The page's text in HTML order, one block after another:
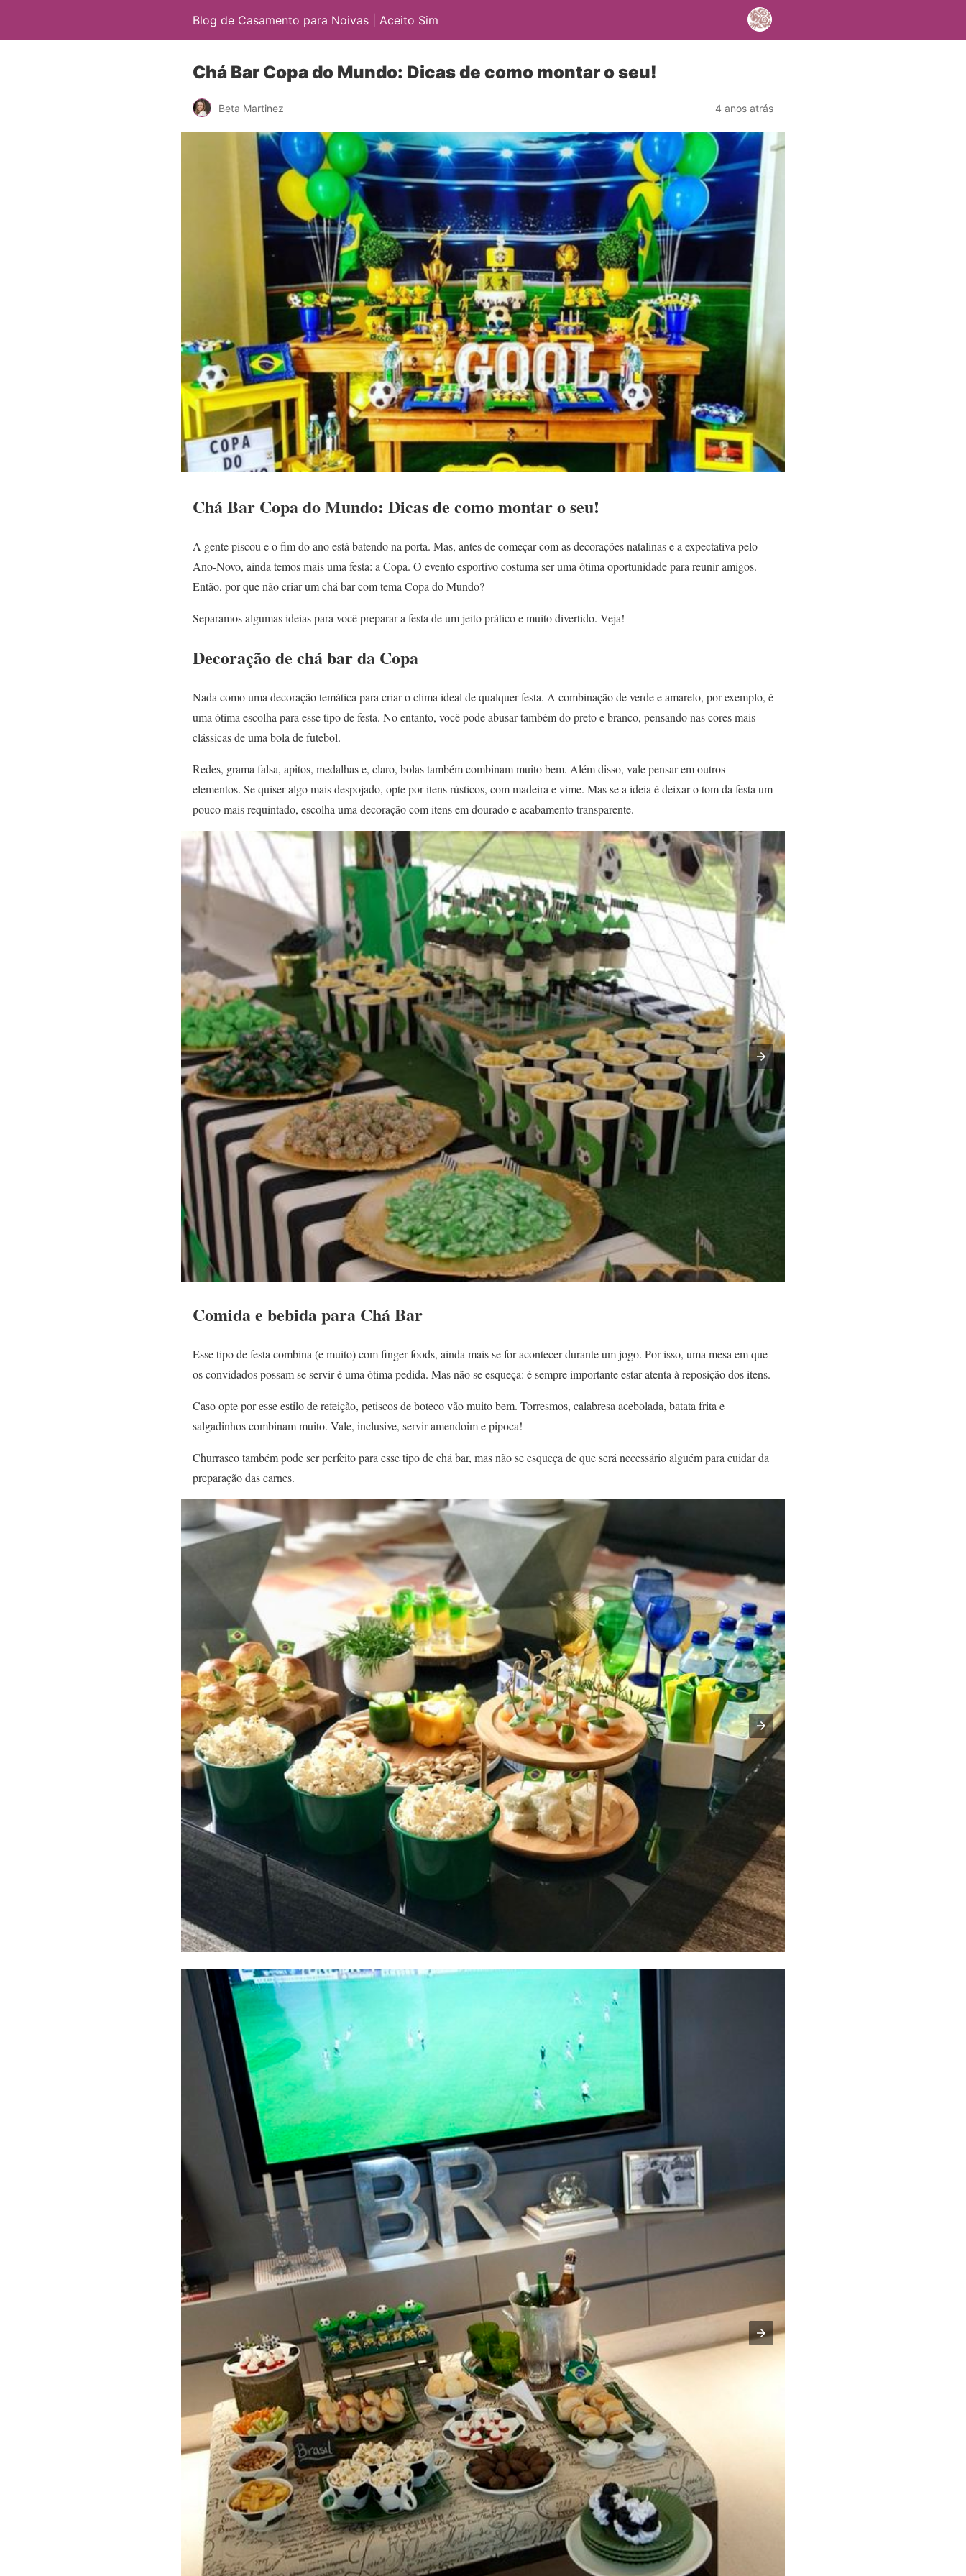
Blog de Casamento para Noivas | Aceito Sim
Chá Bar Copa do Mundo: Dicas de como montar o seu!
Beta Martinez 4 anos atrás
Chá Bar Copa do Mundo: Dicas de como montar o seu!
A gente piscou e o fim do ano está batendo na porta. Mas, antes de começar com as decorações natalinas e a expectativa pelo
Ano-Novo, ainda temos mais uma festa: a Copa. O evento esportivo costuma ser uma ótima oportunidade para reunir amigos.
Então, por que não criar um chá bar com tema Copa do Mundo?
Separamos algumas ideias para você preparar a festa de um jeito prático e muito divertido. Veja!
Decoração de chá bar da Copa
Nada como uma decoração temática para criar o clima ideal de qualquer festa. A combinação de verde e amarelo, por exemplo, é
uma ótima escolha para esse tipo de festa. No entanto, você pode abusar também do preto e branco, pensando nas cores mais
clássicas de uma bola de futebol.
Redes, grama falsa, apitos, medalhas e, claro, bolas também combinam muito bem. Além disso, vale pensar em outros
elementos. Se quiser algo mais despojado, opte por itens rústicos, com madeira e vime. Mas se a ideia é deixar o tom da festa um
pouco mais requintado, escolha uma decoração com itens em dourado e acabamento transparente.
Comida e bebida para Chá Bar
Esse tipo de festa combina (e muito) com finger foods, ainda mais se for acontecer durante um jogo. Por isso, uma mesa em que
os convidados possam se servir é uma ótima pedida. Mas não se esqueça: é sempre importante estar atenta à reposição dos itens.
Caso opte por esse estilo de refeição, petiscos de boteco vão muito bem. Torresmos, calabresa acebolada, batata frita e
salgadinhos combinam muito. Vale, inclusive, servir amendoim e pipoca!
Churrasco também pode ser perfeito para esse tipo de chá bar, mas não se esqueça de que será necessário alguém para cuidar da
preparação das carnes.